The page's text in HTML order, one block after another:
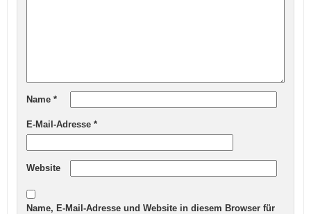
Name *
E-Mail-Adresse *
Website
Name, E-Mail-Adresse und Website in diesem Browser für